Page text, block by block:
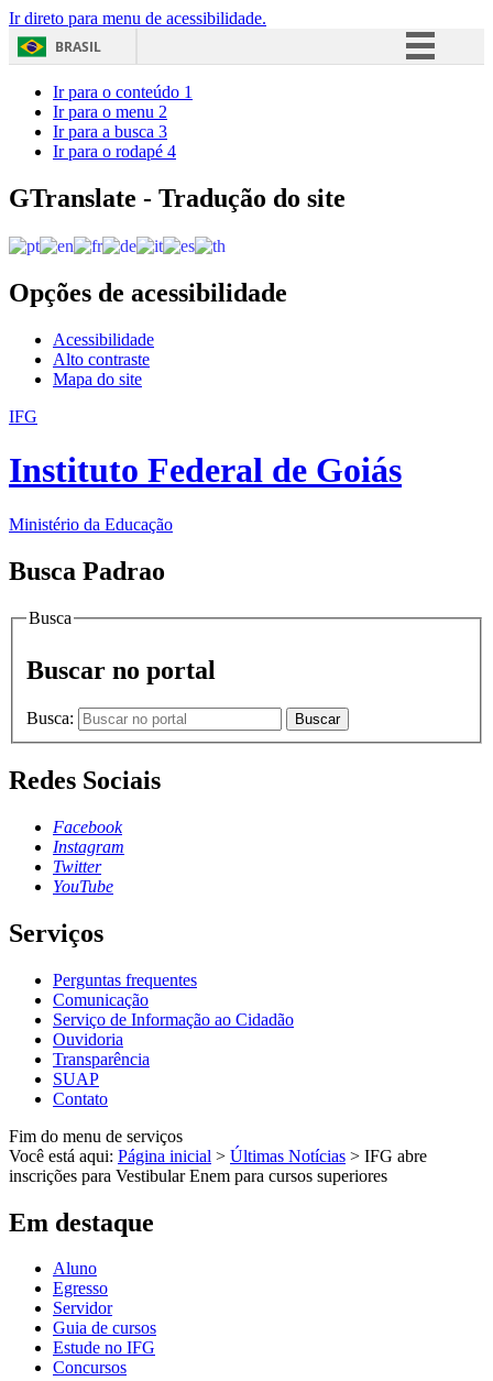
Ir direto para menu de acessibilidade.
BRASIL
Acesso à informação
Ir para o conteúdo 1
Ir para o menu 2
Ir para a busca 3
Ir para o rodapé 4
GTranslate - Tradução do site
Opções de acessibilidade
Acessibilidade
Alto contraste
Mapa do site
IFG
Instituto Federal de Goiás
Ministério da Educação
Busca Padrao
Busca
Buscar no portal
Busca: Buscar
Redes Sociais
Facebook
Instagram
Twitter
YouTube
Serviços
Perguntas frequentes
Comunicação
Serviço de Informação ao Cidadão
Ouvidoria
Transparência
SUAP
Contato
Fim do menu de serviços
Você está aqui: Página inicial > Últimas Notícias > IFG abre
inscrições para Vestibular Enem para cursos superiores
Em destaque
Aluno
Egresso
Servidor
Guia de cursos
Estude no IFG
Concursos